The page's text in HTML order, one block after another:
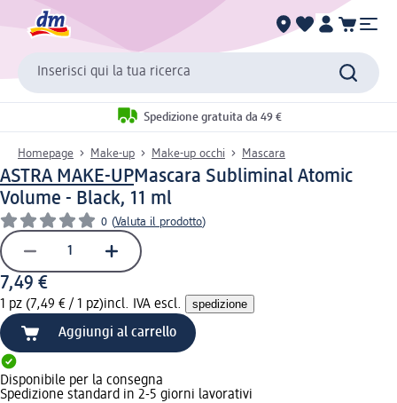
Inserisci qui la tua ricerca
Spedizione gratuita da 49 €
Homepage Make-up Make-up occhi Mascara
ASTRA MAKE-UPMascara Subliminal Atomic
Volume - Black, 11 ml
0 (Valuta il prodotto)
7,49 €
1 pz (7,49 € / 1 pz)incl. IVA escl. spedizione
Aggiungi al carrello
Disponibile per la consegna
Spedizione standard in 2-5 giorni lavorativi